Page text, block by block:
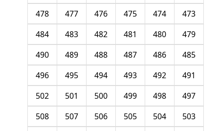
473
474
475
476
477
478
479
480
481
482
483
484
485
486
487
488
489
490
491
492
493
494
495
496
497
498
499
500
501
502
503
504
505
506
507
508